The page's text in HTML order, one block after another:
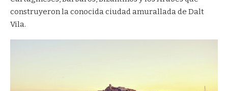
construyeron la conocida ciudad amurallada de Dalt
Vila.